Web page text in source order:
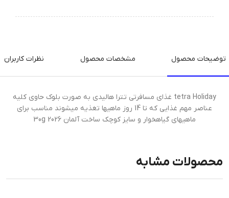
توضیحات محصول مشخصات محصول نظرات کاربران
tetra Holiday غذای مسافرتی تترا هالیدی به صورت بلوک‌ حاوی کلیه
عناصر مهم غذایی که تا 14 روز ماهیها تغذیه میشوند مناسب برای
ماهیهای گیاهخوار و سایز کوچک ساخت آلمان 30g 2026
محصولات مشابه